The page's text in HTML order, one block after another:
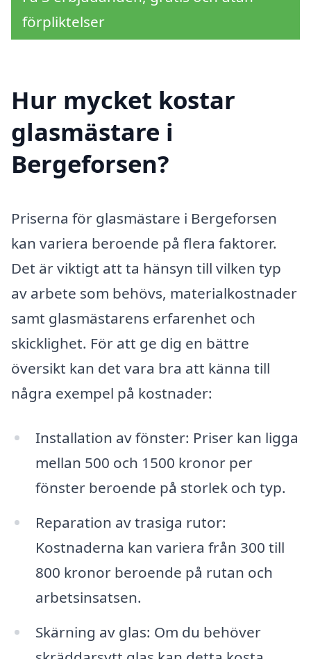
förpliktelser
Hur mycket kostar
glasmästare i
Bergeforsen?
Priserna för glasmästare i Bergeforsen
kan variera beroende på flera faktorer.
Det är viktigt att ta hänsyn till vilken typ
av arbete som behövs, materialkostnader
samt glasmästarens erfarenhet och
skicklighet. För att ge dig en bättre
översikt kan det vara bra att känna till
några exempel på kostnader:
Installation av fönster: Priser kan ligga
mellan 500 och 1500 kronor per
fönster beroende på storlek och typ.
Reparation av trasiga rutor:
Kostnaderna kan variera från 300 till
800 kronor beroende på rutan och
arbetsinsatsen.
Skärning av glas: Om du behöver